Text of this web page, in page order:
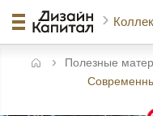
Полезные